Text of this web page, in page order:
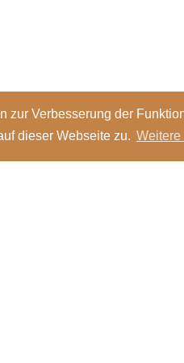
zur Verbesserung der
dieser Webseite zu. Weitere